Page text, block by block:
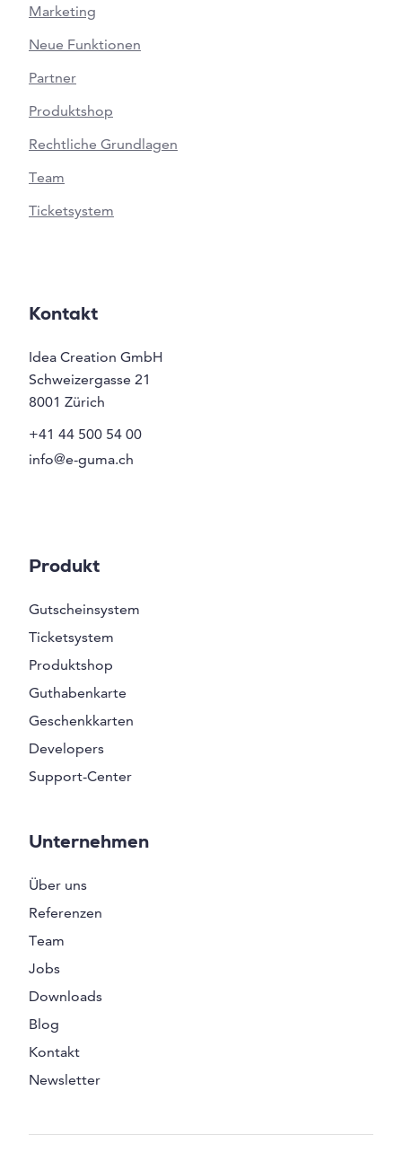
Marketing
Neue Funktionen
Partner
Produktshop
Rechtliche Grundlagen
Team
Ticketsystem
Kontakt
Idea Creation GmbH
Schweizergasse 21
8001 Zürich
+41 44 500 54 00
info@e-guma.ch
Produkt
Gutscheinsystem
Ticketsystem
Produktshop
Guthabenkarte
Geschenkkarten
Developers
Support-Center
Unternehmen
Über uns
Referenzen
Team
Jobs
Downloads
Blog
Kontakt
Newsletter